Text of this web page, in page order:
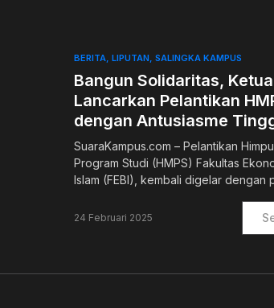
0
BERITA LIPUTAN SALINGKA KAMPUS
Bangun Solidaritas,
Lancarkan Pelantikan
dengan Antusiasme
SuaraKampus.com – Pelantikan
Program Studi (HMPS) Fakultas
Islam (FEBI), kembali digelar dengan
24 Februari 2025